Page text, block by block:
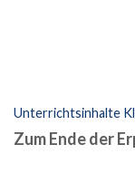
Unterrichtsinhalte
Zum Ende der